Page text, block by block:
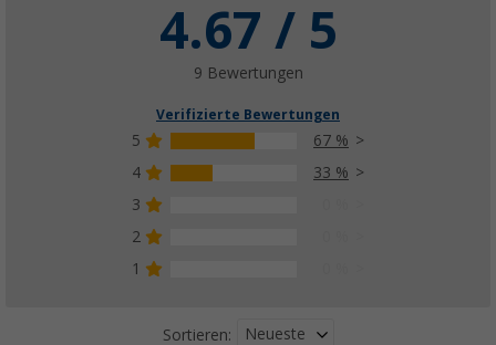
4.67 / 5
9 Bewertungen
Verifizierte Bewertungen
5
67 %
4
33 %
3
2
1
Sortieren: Neueste